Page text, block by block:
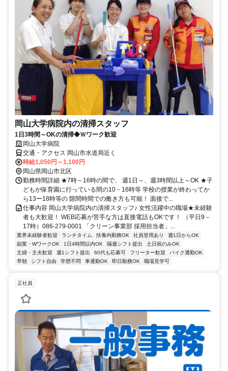
岡山大学病院内の清掃スタッフ
1日3時間～OKの清掃◆Ｗワーク歓迎
岡山大学病院
交通・アクセス 岡山市水道局近く
時給1,050円～1,100円
岡山県岡山市北区
勤務時間詳細 ★7時～16時の間で、 週1日～、週3時間以上～OK ★子
どもが保育園に行っている間の10－16時等 学校の授業が終わってか
ら13ー18時等の 隙間時間での働き方も可能！ 面接で...
仕事内容 岡山大学病院内の清掃スタッフ♪ 女性活躍中の職場★未経験
者も大歓迎！ WEB応募が苦手な方は直接電話もOKです！ （平日9－
17時）086-279-0001 「クリーン事業部 採用担当者」...
業界未経験者歓迎 ランチタイム 扶養内勤務OK 社員登用あり
週1日からOK
副業・WワークOK
1日4時間以内OK 隔週シフト提出
土日祝のみOK
主婦・主夫歓迎
週1シフト提出 60代も応募可 フリーター歓迎
バイク通勤OK
早朝
シフト自由 学歴不問 車通勤OK 即日勤務OK 職場見学可
正社員